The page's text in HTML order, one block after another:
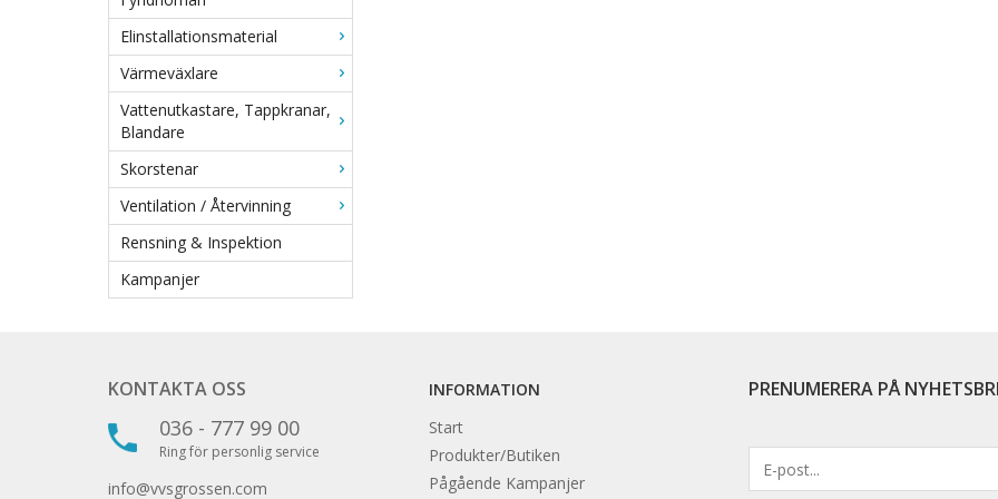
Elinstallationsmaterial
Värmeväxlare
Vattenutkastare, Tappkranar,
Blandare
Skorstenar
Ventilation / Återvinning
Rensning & Inspektion
Kampanjer
KONTAKTA OSS
036 - 777 99 00
Ring för personlig service
info@vvsgrossen.com
INFORMATION
Start
Produkter/Butiken
Pågående Kampanjer
PRENUMERERA PÅ